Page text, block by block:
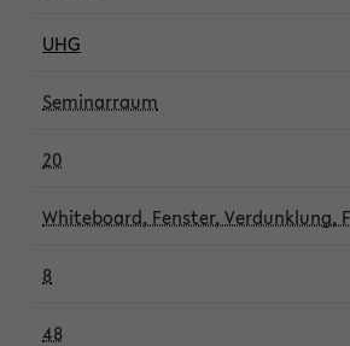
UHG
Seminarraum
20
Whiteboard, Fenster, Verdunklung,
8
48